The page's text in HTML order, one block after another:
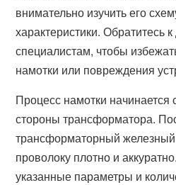
внимательно изучить его
характеристики. Обратитесь
специалистам, чтобы
намотки или повреждения
Процесс намотки начинается
стороны трансформатора.
трансформаторный
проволоку плотно и
указанные параметры и